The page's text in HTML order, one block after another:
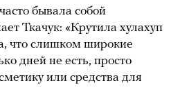
бывала собой
Ткачук: «Крутила хулахуп
что слишком широкие
дней не есть, просто
или средства для